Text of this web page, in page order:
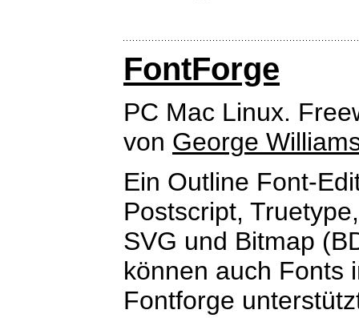
FontForge
PC Mac Linux.
von George
Ein Outline Font-
Postscript,
SVG und Bitmap
können auch Fonts
Fontforge